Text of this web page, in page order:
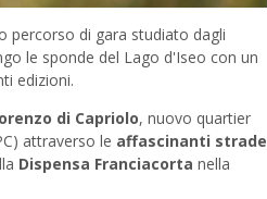
percorso di gara studiato dagli
le sponde del Lago d'Iseo con un
edizioni.
di Capriolo, nuovo quartier
attraverso le affascinanti strade
Dispensa Franciacorta nella